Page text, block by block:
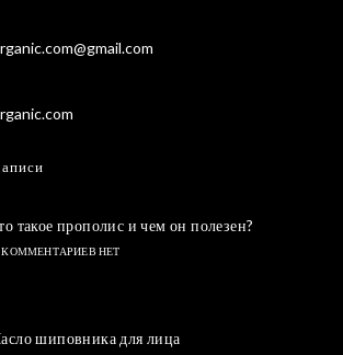
такое прополис и чем он полезен?
КОММЕНТАРИЕВ НЕТ
шиповника для лица